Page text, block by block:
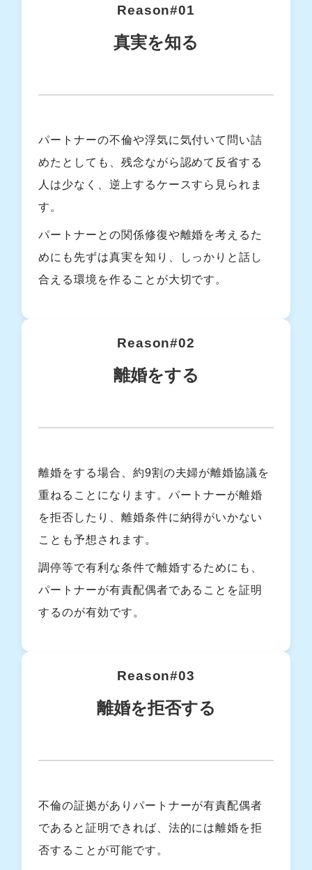
Reason#01
真実を知る
パートナーの不倫や浮気に気付いて問い詰
めたとしても、残念ながら認めて反省する
人は少なく、逆上するケースすら見られま
す。
パートナーとの関係修復や離婚を考えるた
めにも先ずは真実を知り、しっかりと話し
合える環境を作ることが大切です。
Reason#02
離婚をする
離婚をする場合、約9割の夫婦が離婚協議を
重ねることになります。パートナーが離婚
を拒否したり、離婚条件に納得がいかない
ことも予想されます。
調停等で有利な条件で離婚するためにも、
パートナーが有責配偶者であることを証明
するのが有効です。
Reason#03
離婚を拒否する
不倫の証拠がありパートナーが有責配偶者
であると証明できれば、法的には離婚を拒
否することが可能です。